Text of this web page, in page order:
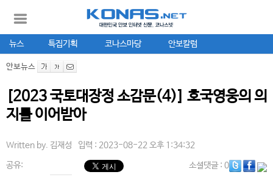
뉴스 특집기획 코나스마당 안보칼럼
안보뉴스
[2023 국토대장정 소감문(4)] 호국영웅의 의
지를 이어받아
Written by. 김재성 입력 : 2023-08-22 오후 1:34:32
공유: 소셜댓글: 0